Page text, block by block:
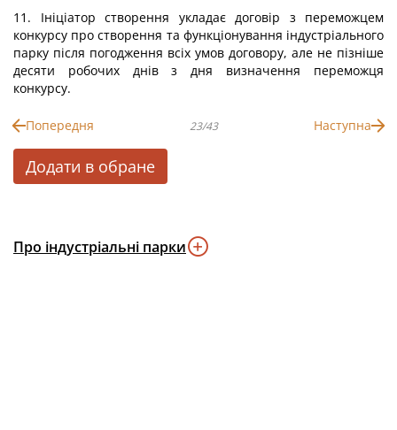
11. Ініціатор створення укладає договір з переможцем
конкурсу про створення та функціонування індустріального
парку після погодження всіх умов договору, але не пізніше
десяти робочих днів з дня визначення переможця
конкурсу.
Попередня 23/43 Наступна
Додати в обране
Про індустріальні парки